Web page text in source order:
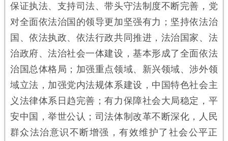
保证执法、支持司法、带头守法制度不断完善，党
对全面依法治国的领导更加坚强有力；坚持依法治
国、依法执政、依法行政共同推进，法治国家、法
治政府、法治社会一体建设，基本形成了全面依法
治国总体格局；加强重点领域、新兴领域、涉外领
域立法，加强党内法规体系建设，中国特色社会主
义法律体系日趋完善；有力保障社会大局稳定，平
安中国，举世公认；司法体制改革不断深化，人民
群众法治意识不断增强，有效维护了社会公平正